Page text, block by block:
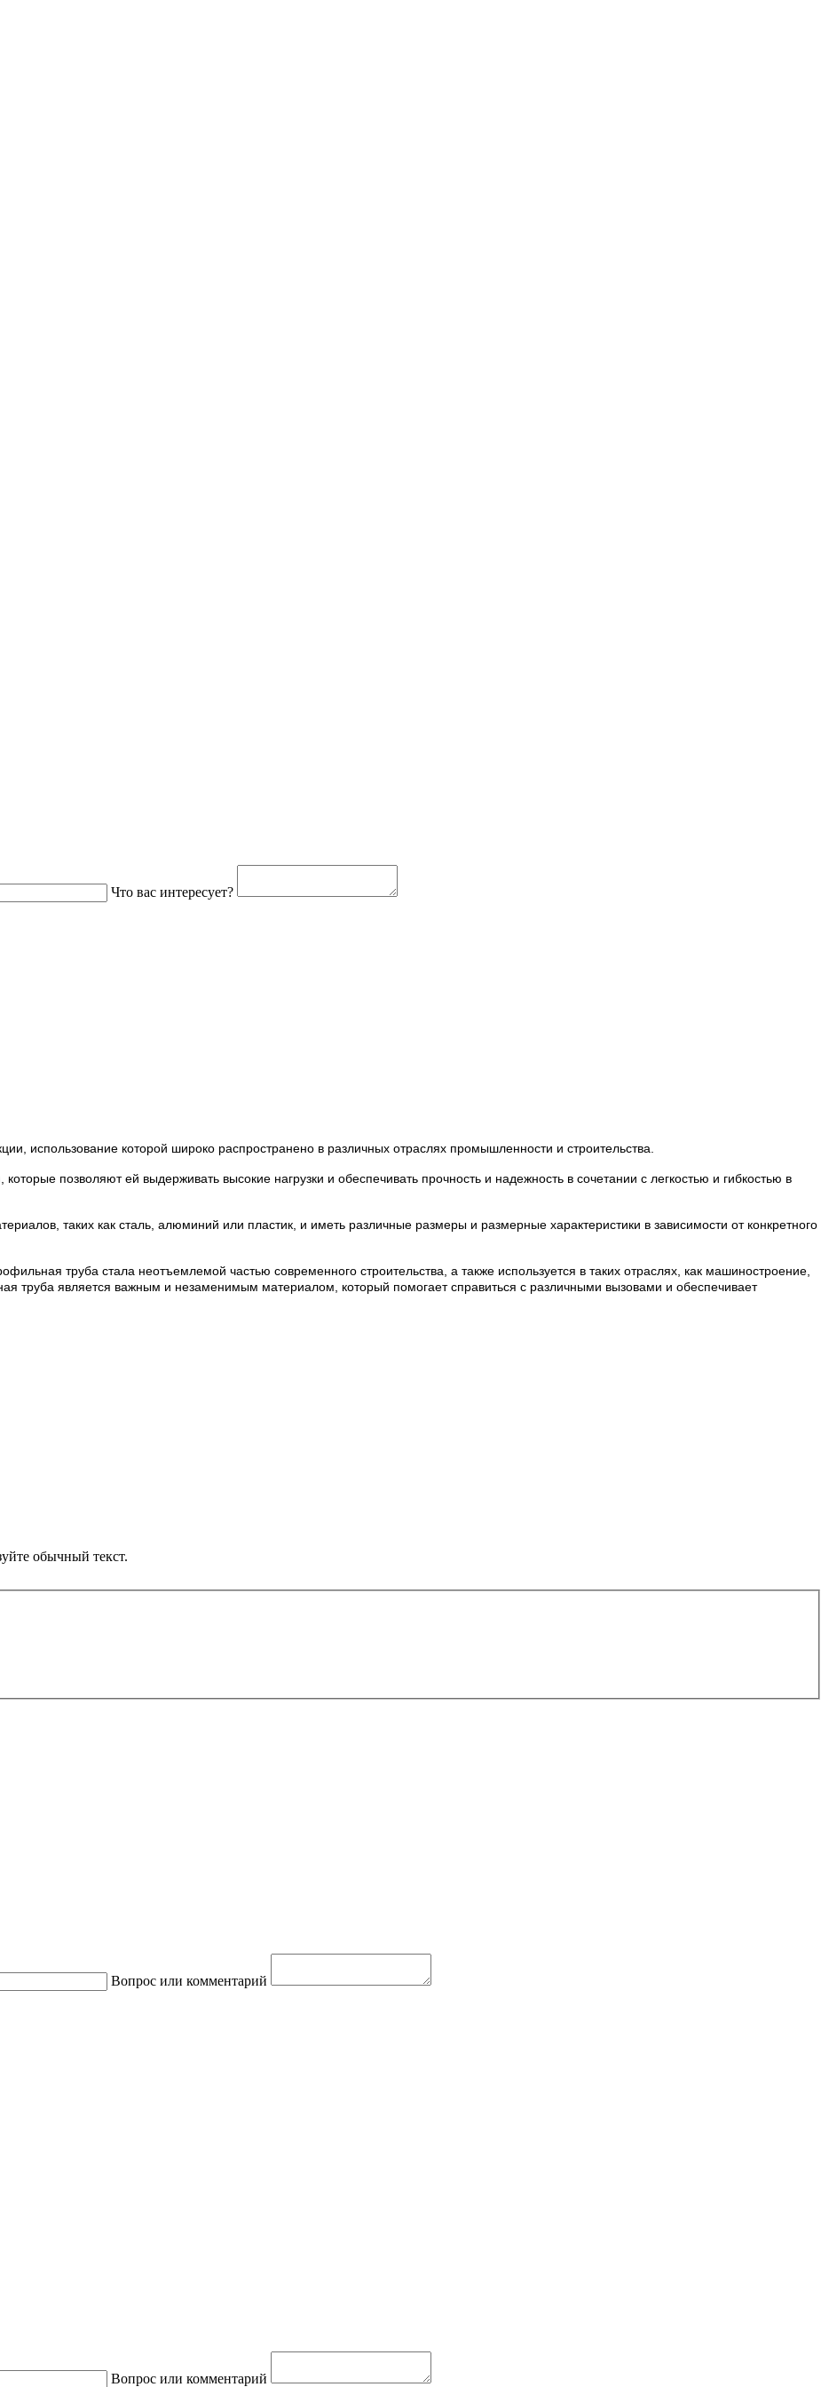
Что вас интересует?
использование которой широко распространено в различных отраслях промышленности и строительства.
позволяют ей выдерживать высокие нагрузки и обеспечивать прочность и надежность в сочетании с легкостью и гибкостью в
таких как сталь, алюминий или пластик, и иметь различные размеры и размерные характеристики в зависимости от конкретного
труба стала неотъемлемой частью современного строительства, а также используется в таких отраслях, как машиностроение,
труба является важным и незаменимым материалом, который помогает справиться с различными вызовами и обеспечивает
обычный текст.
Вопрос или комментарий
Вопрос или комментарий